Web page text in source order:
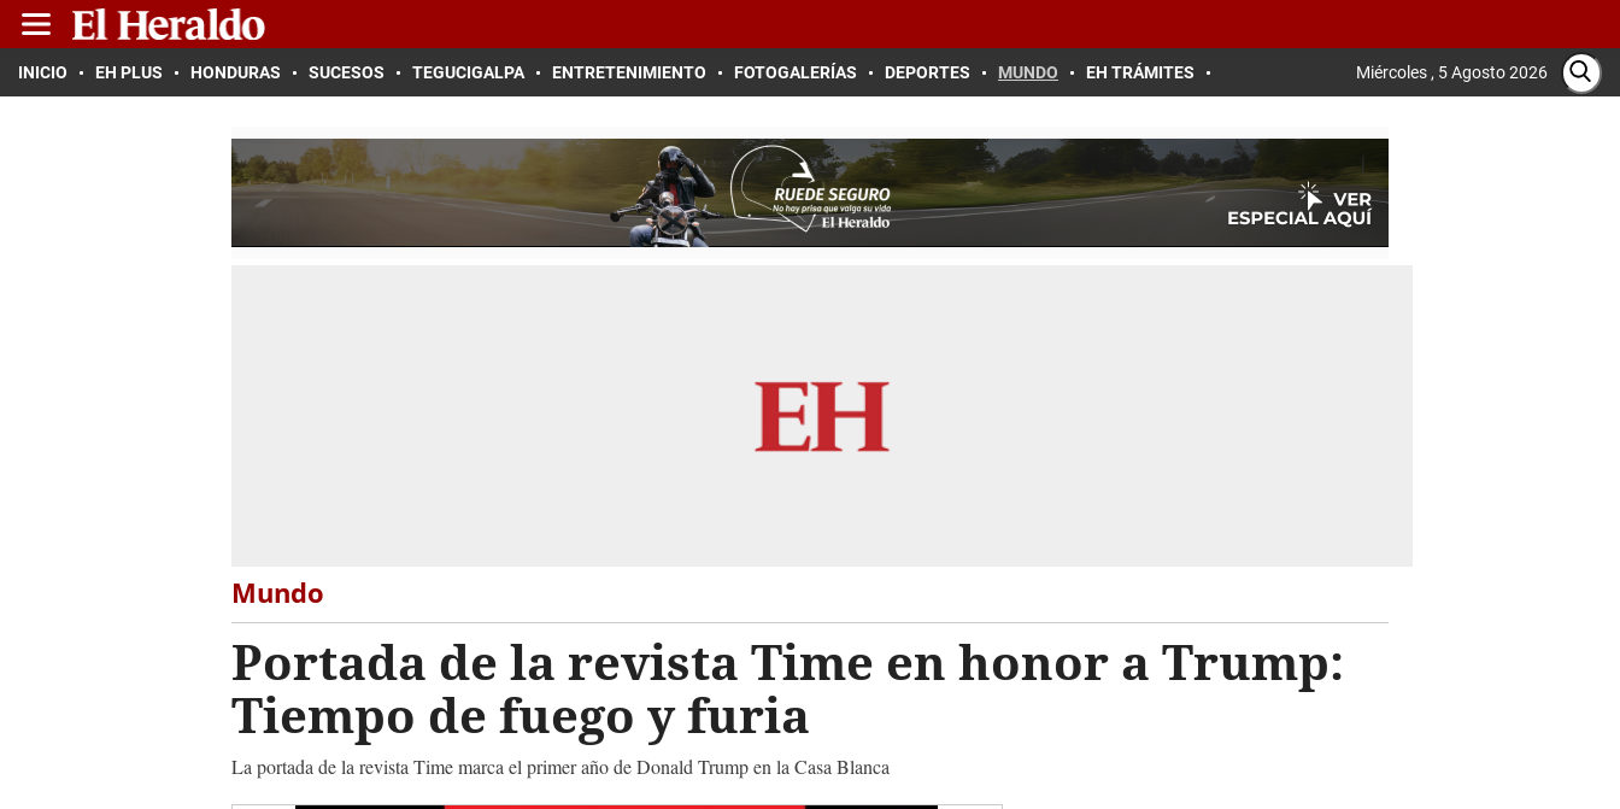
INICIO EH PLUS HONDURAS SUCESOS TEGUCIGALPA ENTRETENIMIENTO FOTOGALERÍAS DEPORTES MUNDO EH TRÁMITES Miércoles , 5 Agosto 2026
Mundo
Portada de la revista Time en honor a Trump:
Tiempo de fuego y furia
La portada de la revista Time marca el primer año de Donald Trump en la Casa Blanca